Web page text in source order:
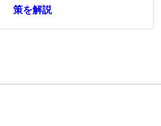
策を解説